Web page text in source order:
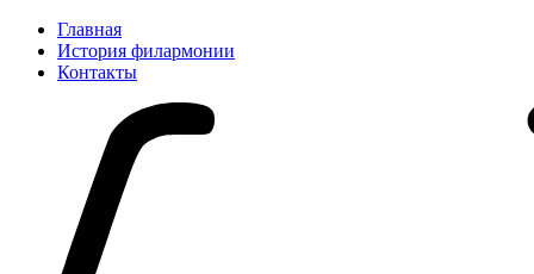
Главная
История филармонии
Контакты